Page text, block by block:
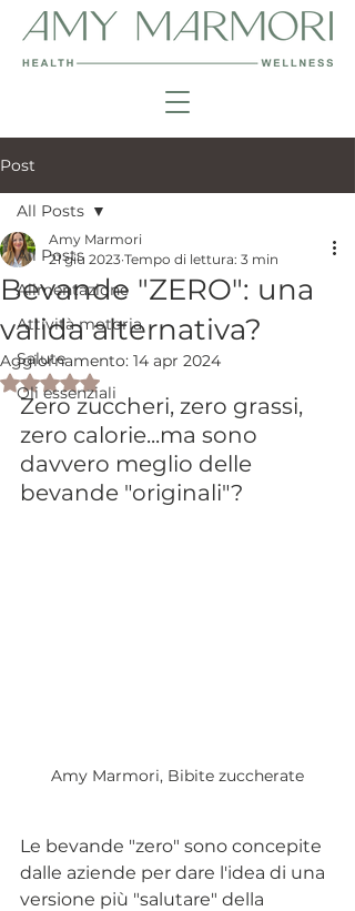
Post
All Posts
Alimentazione
Attività motoria
Salute
Oli essenziali
All Posts
Bevande "ZERO": una
valida alternativa?
Amy Marmori
21 giu 2023 Tempo di lettura: 3 min
Aggiornamento: 14 apr 2024
Valutazione NaN stelle su 5.
Zero zuccheri, zero grassi,
zero calorie...ma sono
davvero meglio delle
bevande "originali"?
Amy Marmori, Bibite zuccherate
Le bevande "zero" sono concepite
dalle aziende per dare l'idea di una
versione più "salutare" della